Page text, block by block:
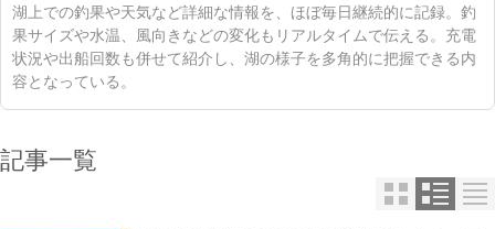
湖上での釣果や天気など詳細な情報を、ほぼ毎日継続的に記録。釣
果サイズや水温、風向きなどの変化もリアルタイムで伝える。充電
状況や出船回数も併せて紹介し、湖の様子を多角的に把握できる内
容となっている。
記事一覧